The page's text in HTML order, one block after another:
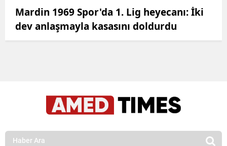
Mardin 1969 Spor'da 1. Lig heyecanı: İki
dev anlaşmayla kasasını doldurdu